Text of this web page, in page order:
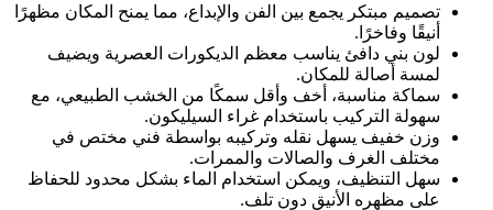
تصميم مبتكر يجمع بين الفن والإبداع، مما يمنح المكان مظهرًا
أنيقًا وفاخرًا.
لون بني دافئ يناسب معظم الديكورات العصرية ويضيف
لمسة أصالة للمكان.
سماكة مناسبة، أخف وأقل سمكًا من الخشب الطبيعي، مع
سهولة التركيب باستخدام غراء السيليكون.
وزن خفيف يسهل نقله وتركيبه بواسطة فني مختص في
مختلف الغرف والصالات والممرات.
سهل التنظيف، ويمكن استخدام الماء بشكل محدود للحفاظ
على مظهره الأنيق دون تلف.